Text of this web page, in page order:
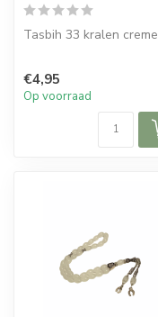
Tasbih 33 kralen creme
€4,95
Op voorraad